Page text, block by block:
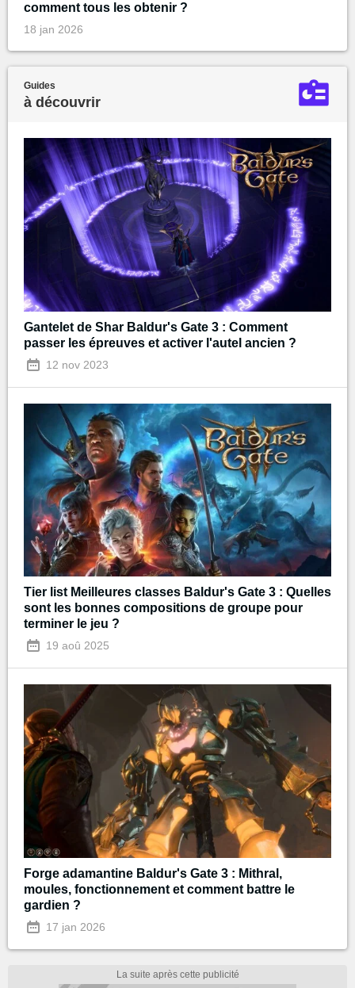
comment tous les obtenir ?
18 jan 2026
Guides
à découvrir
Gantelet de Shar Baldur's Gate 3 : Comment
passer les épreuves et activer l'autel ancien ?
12 nov 2023
Tier list Meilleures classes Baldur's Gate 3 : Quelles
sont les bonnes compositions de groupe pour
terminer le jeu ?
19 aoû 2025
Forge adamantine Baldur's Gate 3 : Mithral,
moules, fonctionnement et comment battre le
gardien ?
17 jan 2026